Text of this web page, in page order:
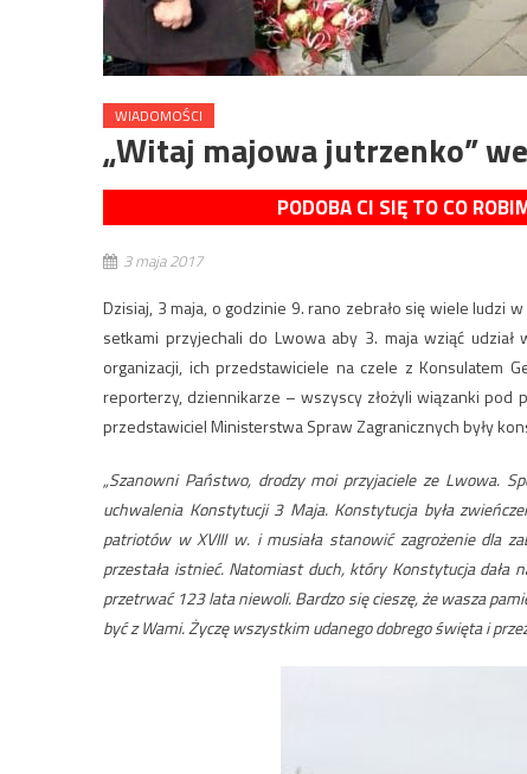
WIADOMOŚCI
„Witaj majowa jutrzenko”
PODOBA CI SIĘ TO CO
3 maja 2017
Dzisiaj, 3 maja, o godzinie 9. rano zebrało się wiele ludzi
setkami przyjechali do Lwowa aby 3. maja wziąć
organizacji, ich przedstawiciele na czele z Konsulatem
reporterzy, dziennikarze – wszyscy złożyli wiązanki pod
przedstawiciel Ministerstwa Spraw Zagranicznych były
„Szanowni Państwo, drodzy moi przyjaciele ze Lwowa.
uchwalenia Konstytucji 3 Maja. Konstytucja była
patriotów w XVIII w. i musiała stanowić zagrożenie dla
przestała istnieć. Natomiast duch, który Konstytucja dała
przetrwać 123 lata niewoli. Bardzo się cieszę, że wasza
być z Wami. Życzę wszystkim udanego dobrego święta i